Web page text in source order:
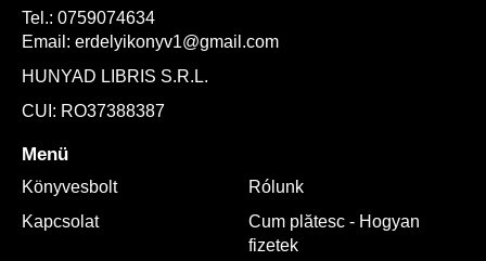
Tel.: 0759074634
Email: erdelyikonyv1@gmail.com
HUNYAD LIBRIS S.R.L.
CUI: RO37388387
Menü
Könyvesbolt
Rólunk
Kapcsolat
Cum plătesc - Hogyan
fizetek